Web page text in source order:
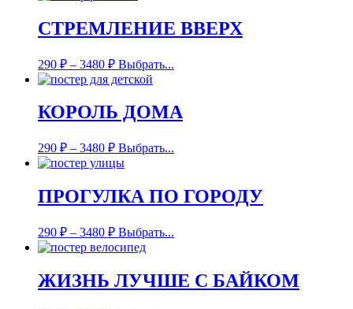
СТРЕМЛЕНИЕ ВВЕРХ
290 ₽ – 3480 ₽ Выбрать...
КОРОЛЬ ДОМА
290 ₽ – 3480 ₽ Выбрать...
ПРОГУЛКА ПО ГОРОДУ
290 ₽ – 3480 ₽ Выбрать...
ЖИЗНЬ ЛУЧШЕ С БАЙКОМ